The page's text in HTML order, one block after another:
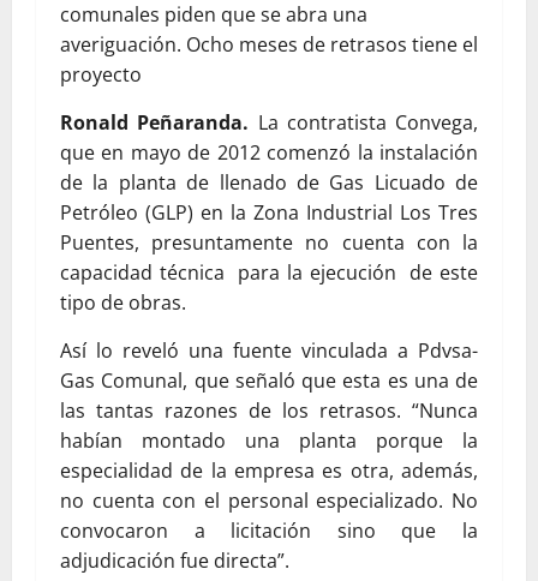
comunales piden que se abra una
averiguación. Ocho meses de retrasos tiene el
proyecto
Ronald Peñaranda. La contratista Convega,
que en mayo de 2012 comenzó la instalación
de la planta de llenado de Gas Licuado de
Petróleo (GLP) en la Zona Industrial Los Tres
Puentes, presuntamente no cuenta con la
capacidad técnica para la ejecución de este
tipo de obras.
Así lo reveló una fuente vinculada a Pdvsa-
Gas Comunal, que señaló que esta es una de
las tantas razones de los retrasos. “Nunca
habían montado una planta porque la
especialidad de la empresa es otra, además,
no cuenta con el personal especializado. No
convocaron a licitación sino que la
adjudicación fue directa”.